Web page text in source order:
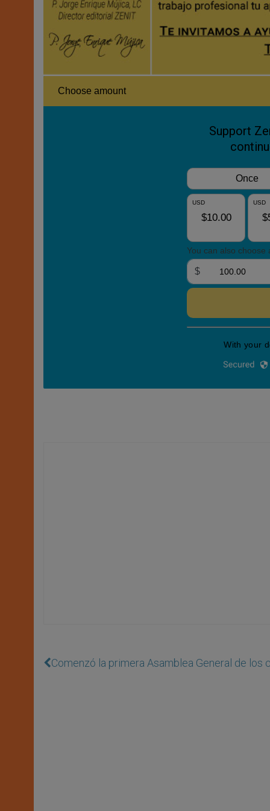
Comenzó la primera Asamblea General de los